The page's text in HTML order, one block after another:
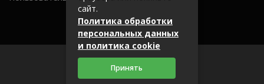
2026 (c) metallobaza31.ru
сайт.
Политика обработки
персональных данных
и политика cookie
Принять